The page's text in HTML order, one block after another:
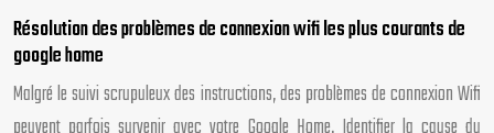
Résolution des problèmes de connexion wifi les plus courants de
google home
Malgré le suivi scrupuleux des instructions, des problèmes de connexion Wifi